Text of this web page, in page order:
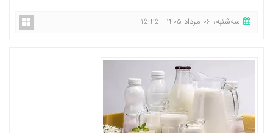
ﺳﻪشنبه، 06 مرداد 1405 - 15:45